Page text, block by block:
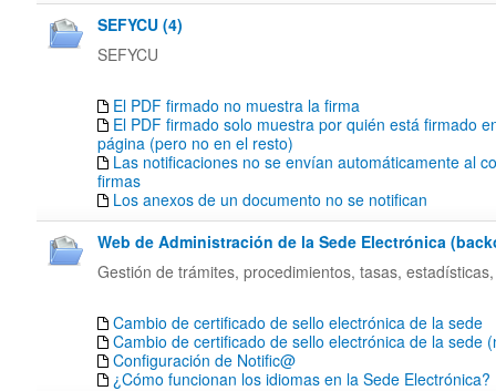
SEFYCU (4)
SEFYCU
El PDF firmado no muestra la firma
El PDF firmado solo muestra por quién está firmado
página (pero no en el resto)
Las notificaciones no se envían automáticamente al
firmas
Los anexos de un documento no se notifican
Web de Administración de la Sede Electrónica
Gestión de trámites, procedimientos, tasas,
Cambio de certificado de sello electrónica de la sede
Cambio de certificado de sello electrónica de la sede
Configuración de Notific@
¿Cómo funcionan los idiomas en la Sede Electrónica?